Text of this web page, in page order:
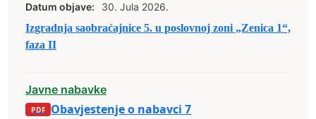
Datum objave:
30. Jula 2026.
Izgradnja saobraćajnice 5. u poslovnoj zoni „Zenica 1“,
faza II
Javne nabavke
Obavjestenje o nabavci 7